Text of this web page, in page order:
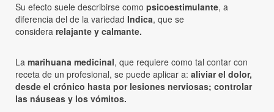
Su efecto suele describirse como psicoestimulante, a
diferencia del de la variedad Indica, que se
considera relajante y calmante.
La marihuana medicinal, que requiere como tal contar con
receta de un profesional, se puede aplicar a: aliviar el dolor,
desde el crónico hasta por lesiones nerviosas; controlar
las náuseas y los vómitos.